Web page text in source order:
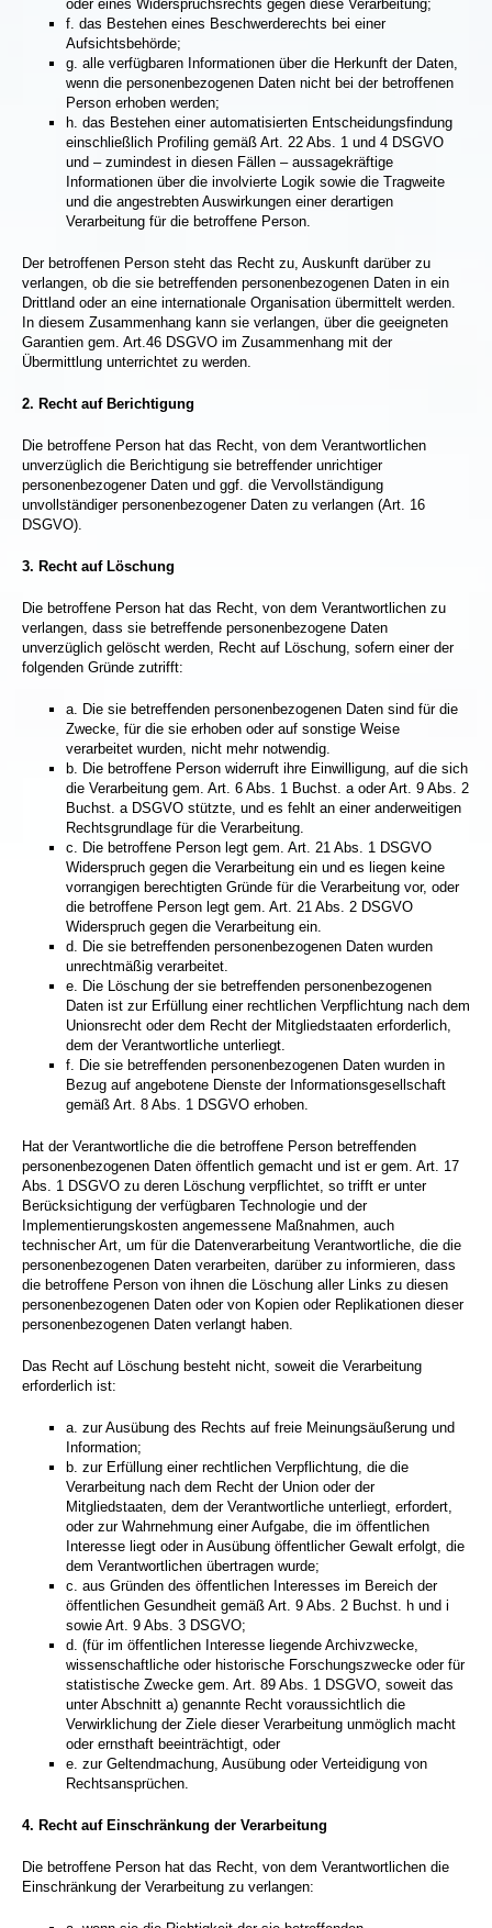
oder eines Widerspruchsrechts gegen diese Verarbeitung;
f. das Bestehen eines Beschwerderechts bei einer
Aufsichtsbehörde;
g. alle verfügbaren Informationen über die Herkunft der Daten,
wenn die personenbezogenen Daten nicht bei der betroffenen
Person erhoben werden;
h. das Bestehen einer automatisierten Entscheidungsfindung
einschließlich Profiling gemäß Art. 22 Abs. 1 und 4 DSGVO
und – zumindest in diesen Fällen – aussagekräftige
Informationen über die involvierte Logik sowie die Tragweite
und die angestrebten Auswirkungen einer derartigen
Verarbeitung für die betroffene Person.
Der betroffenen Person steht das Recht zu, Auskunft darüber zu
verlangen, ob die sie betreffenden personenbezogenen Daten in ein
Drittland oder an eine internationale Organisation übermittelt werden.
In diesem Zusammenhang kann sie verlangen, über die geeigneten
Garantien gem. Art.46 DSGVO im Zusammenhang mit der
Übermittlung unterrichtet zu werden.
2. Recht auf Berichtigung
Die betroffene Person hat das Recht, von dem Verantwortlichen
unverzüglich die Berichtigung sie betreffender unrichtiger
personenbezogener Daten und ggf. die Vervollständigung
unvollständiger personenbezogener Daten zu verlangen (Art. 16
DSGVO).
3. Recht auf Löschung
Die betroffene Person hat das Recht, von dem Verantwortlichen zu
verlangen, dass sie betreffende personenbezogene Daten
unverzüglich gelöscht werden, Recht auf Löschung, sofern einer der
folgenden Gründe zutrifft:
a. Die sie betreffenden personenbezogenen Daten sind für die
Zwecke, für die sie erhoben oder auf sonstige Weise
verarbeitet wurden, nicht mehr notwendig.
b. Die betroffene Person widerruft ihre Einwilligung, auf die sich
die Verarbeitung gem. Art. 6 Abs. 1 Buchst. a oder Art. 9 Abs. 2
Buchst. a DSGVO stützte, und es fehlt an einer anderweitigen
Rechtsgrundlage für die Verarbeitung.
c. Die betroffene Person legt gem. Art. 21 Abs. 1 DSGVO
Widerspruch gegen die Verarbeitung ein und es liegen keine
vorrangigen berechtigten Gründe für die Verarbeitung vor, oder
die betroffene Person legt gem. Art. 21 Abs. 2 DSGVO
Widerspruch gegen die Verarbeitung ein.
d. Die sie betreffenden personenbezogenen Daten wurden
unrechtmäßig verarbeitet.
e. Die Löschung der sie betreffenden personenbezogenen
Daten ist zur Erfüllung einer rechtlichen Verpflichtung nach dem
Unionsrecht oder dem Recht der Mitgliedstaaten erforderlich,
dem der Verantwortliche unterliegt.
f. Die sie betreffenden personenbezogenen Daten wurden in
Bezug auf angebotene Dienste der Informationsgesellschaft
gemäß Art. 8 Abs. 1 DSGVO erhoben.
Hat der Verantwortliche die die betroffene Person betreffenden
personenbezogenen Daten öffentlich gemacht und ist er gem. Art. 17
Abs. 1 DSGVO zu deren Löschung verpflichtet, so trifft er unter
Berücksichtigung der verfügbaren Technologie und der
Implementierungskosten angemessene Maßnahmen, auch
technischer Art, um für die Datenverarbeitung Verantwortliche, die die
personenbezogenen Daten verarbeiten, darüber zu informieren, dass
die betroffene Person von ihnen die Löschung aller Links zu diesen
personenbezogenen Daten oder von Kopien oder Replikationen dieser
personenbezogenen Daten verlangt haben.
Das Recht auf Löschung besteht nicht, soweit die Verarbeitung
erforderlich ist:
a. zur Ausübung des Rechts auf freie Meinungsäußerung und
Information;
b. zur Erfüllung einer rechtlichen Verpflichtung, die die
Verarbeitung nach dem Recht der Union oder der
Mitgliedstaaten, dem der Verantwortliche unterliegt, erfordert,
oder zur Wahrnehmung einer Aufgabe, die im öffentlichen
Interesse liegt oder in Ausübung öffentlicher Gewalt erfolgt, die
dem Verantwortlichen übertragen wurde;
c. aus Gründen des öffentlichen Interesses im Bereich der
öffentlichen Gesundheit gemäß Art. 9 Abs. 2 Buchst. h und i
sowie Art. 9 Abs. 3 DSGVO;
d. (für im öffentlichen Interesse liegende Archivzwecke,
wissenschaftliche oder historische Forschungszwecke oder für
statistische Zwecke gem. Art. 89 Abs. 1 DSGVO, soweit das
unter Abschnitt a) genannte Recht voraussichtlich die
Verwirklichung der Ziele dieser Verarbeitung unmöglich macht
oder ernsthaft beeinträchtigt, oder
e. zur Geltendmachung, Ausübung oder Verteidigung von
Rechtsansprüchen.
4. Recht auf Einschränkung der Verarbeitung
Die betroffene Person hat das Recht, von dem Verantwortlichen die
Einschränkung der Verarbeitung zu verlangen: